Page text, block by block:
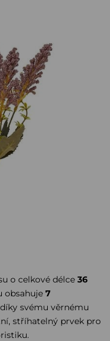
o celkové délce 36
obsahuje 7
svému věrnému
stříhatelný prvek pro